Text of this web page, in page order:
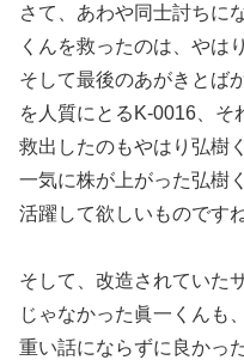
さて、あわや同士討ちに
くんを救ったのは、やは
そして最後のあがきとば
を人質にとるK-0016、そ
救出したのもやはり弘樹く
一気に株が上がった弘樹
活躍して欲しいものです
そして、改造されていた
じゃなかった眞一くんも
重い話にならずに良かっ